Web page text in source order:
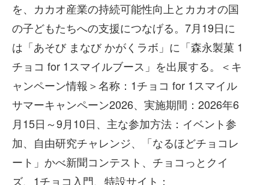
を、カカオ産業の持続可能性向上とカカオの国
の子どもたちへの支援につなげる。7月19日に
は「あそび まなび かがくラボ」に「森永製菓 1
チョコ for 1スマイルブース」を出展する。＜キ
ャンペーン情報＞名称：1チョコ for 1スマイル
サマーキャンペーン2026、実施期間：2026年6
月15日～9月10日、主な参加方法：イベント参
加、自由研究チャレンジ、「なるほどチョコレ
ート」かべ新聞コンテスト、チョコっとクイ
ズ、1チョコ入門、特設サイト：